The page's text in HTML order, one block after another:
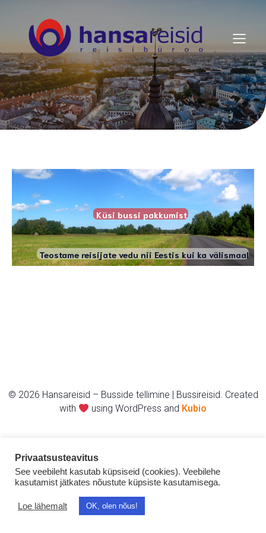
Teostame reisijate vedu nii Eestis kui ka välismaal
Küsi bussi pakkumist
© 2026 Hansareisid – Busside tellimine | Bussireisid. Created
with
using WordPress and Kubio
Privaatsusteavitus
See veebileht kasutab küpsiseid (cookies). Veebilehe
kasutamist jätkates nõustute küpsiste kasutamisega.
Loe lähemalt OK, olen nõus!